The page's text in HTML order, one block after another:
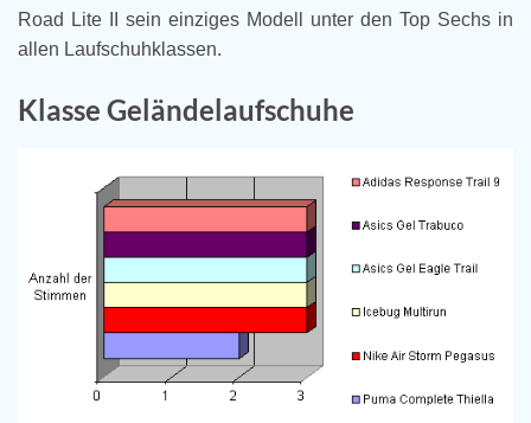
Road Lite II sein einziges Modell unter den Top Sechs in
allen Laufschuhklassen.
Klasse Geländelaufschuhe